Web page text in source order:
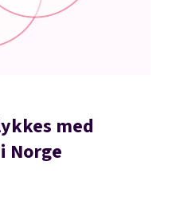
med
Norge